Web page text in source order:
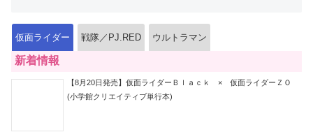
仮面ライダー 戦隊／PJ.RED ウルトラマン
新着情報
【8月20日発売】仮面ライダーＢｌａｃｋ × 仮面ライダーＺＯ
(小学館クリエイティブ単行本)